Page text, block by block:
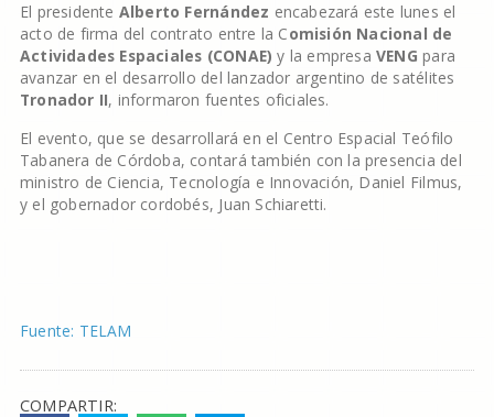
El presidente Alberto Fernández encabezará este lunes el
acto de firma del contrato entre la Comisión Nacional de
Actividades Espaciales (CONAE) y la empresaVENGpara
avanzar en el desarrollo del lanzador argentino de satélites
Tronador II, informaron fuentes oficiales.
El evento, que se desarrollará en el Centro Espacial Teófilo
Tabanera de Córdoba, contará también con la presencia del
ministro de Ciencia, Tecnología e Innovación, Daniel Filmus,
y el gobernador cordobés, Juan Schiaretti.
Fuente: TELAM
COMPARTIR: